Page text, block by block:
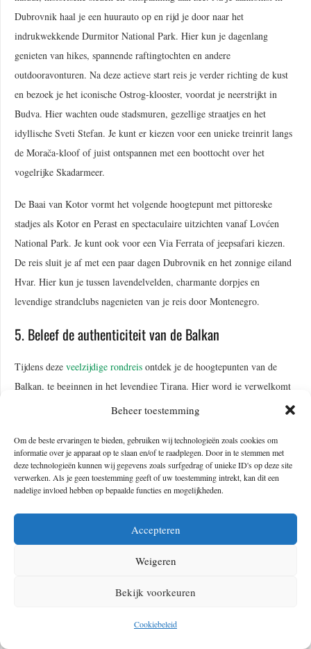
Beheer toestemming
Om de beste ervaringen te bieden, gebruiken wij technologieën zoals cookies om
informatie over je apparaat op te slaan en/of te raadplegen. Door in te stemmen met
deze technologieën kunnen wij gegevens zoals surfgedrag of unieke ID's op deze site
verwerken. Als je geen toestemming geeft of uw toestemming intrekt, kan dit een
nadelige invloed hebben op bepaalde functies en mogelijkheden.
Accepteren
Weigeren
Bekijk voorkeuren
Cookiebeleid
Dubrovnik haal je een huurauto op en rijd je door naar het
indrukwekkende Durmitor National Park. Hier kun je dagenlang
genieten van hikes, spannende raftingtochten en andere
outdooravonturen. Na deze actieve start reis je verder richting de kust
en bezoek je het iconische Ostrog-klooster, voordat je neerstrijkt in
Budva. Hier wachten oude stadsmuren, gezellige straatjes en het
idyllische Sveti Stefan. Je kunt er kiezen voor een unieke treinrit langs
de Morača-kloof of juist ontspannen met een boottocht over het
vogelrijke Skadarmeer.
De Baai van Kotor vormt het volgende hoogtepunt met pittoreske
stadjes als Kotor en Perast en spectaculaire uitzichten vanaf Lovćen
National Park. Je kunt ook voor een Via Ferrata of jeepsafari kiezen.
De reis sluit je af met een paar dagen Dubrovnik en het zonnige eiland
Hvar. Hier kun je tussen lavendelvelden, charmante dorpjes en
levendige strandclubs nagenieten van je reis door Montenegro.
5. Beleef de authenticiteit van de Balkan
Tijdens deze veelzijdige rondreis ontdek je de hoogtepunten van de
Balkan, te beginnen in het levendige Tirana. Hier word je verwelkomt
door kleurrijke gebouwen en bruisende markten. Vervolgens reis je
je het prachtige Ohrid bereikt. Hier vind je charmante straatjes en een
helderblauw meer die beide zorgen voor een onvergetelijke ervaring.
Vervolgens verken je de indrukwekkende Matka Canyon, voordat je
naar Kosovo reist om de culturele stad Prizren en de prachtige natuur
rond Peja te ontdekken. Montenegro betovert met het sprookjesachtige
maken of een boottocht over het vogelrijke Skadarmeer. De reis eindigt
middeleeuwse stadjes en panoramische uitzichten.